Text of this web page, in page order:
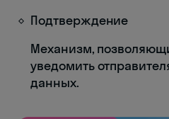
Подтверждение
Механизм,
уведомить
данных.